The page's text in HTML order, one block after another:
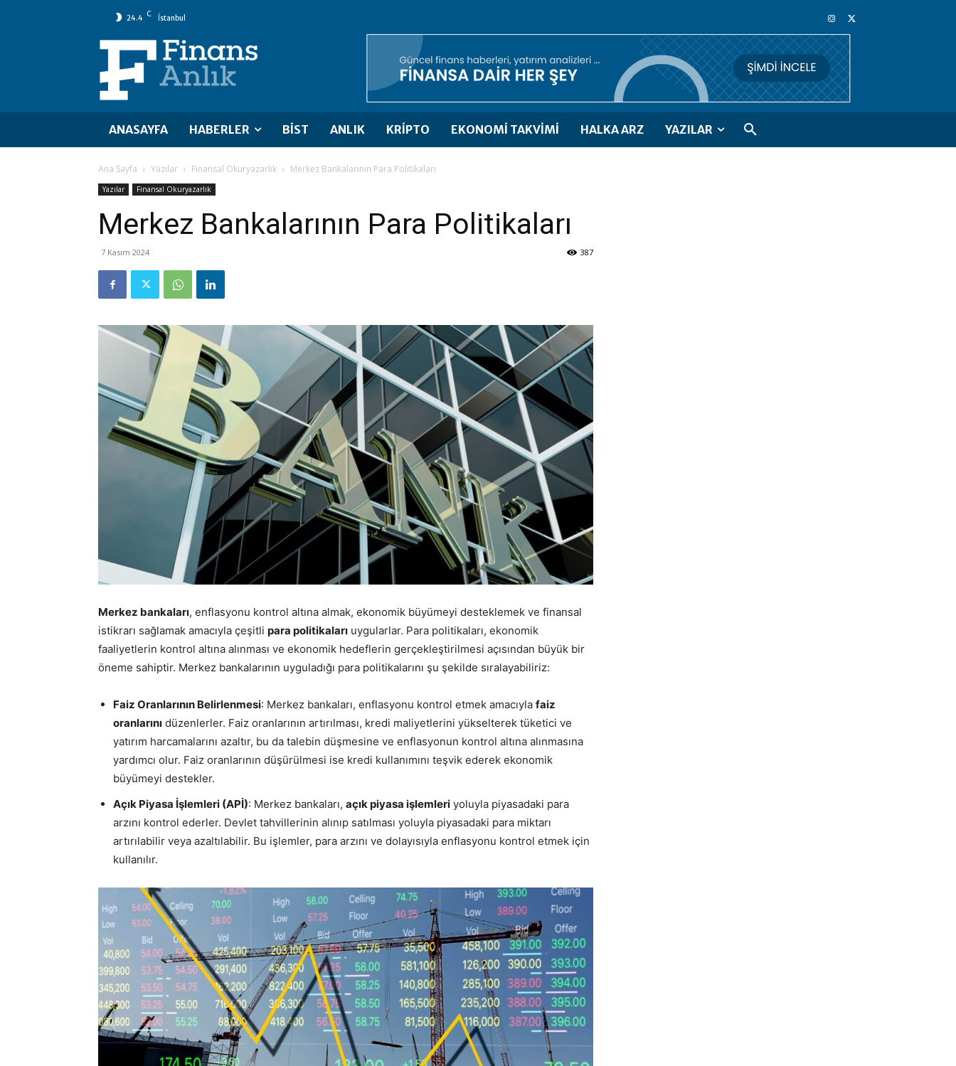
24.4 C İstanbul
ANASAYFA HABERLER BİST ANLIK KRİPTO EKONOMİ TAKVİMİ HALKA ARZ YAZILAR
Ana Sayfa Yazılar Finansal Okuryazarlık Merkez Bankalarının Para Politikaları
Yazılar Finansal Okuryazarlık
Merkez Bankalarının Para Politikaları
7 Kasım 2024 387
Merkez bankaları, enflasyonu kontrol altına almak, ekonomik büyümeyi desteklemek ve finansal
istikrarı sağlamak amacıyla çeşitli para politikaları uygularlar. Para politikaları, ekonomik
faaliyetlerin kontrol altına alınması ve ekonomik hedeflerin gerçekleştirilmesi açısından büyük bir
öneme sahiptir. Merkez bankalarının uyguladığı para politikalarını şu şekilde sıralayabiliriz:
Faiz Oranlarının Belirlenmesi: Merkez bankaları, enflasyonu kontrol etmek amacıyla faiz
oranlarını düzenlerler. Faiz oranlarının artırılması, kredi maliyetlerini yükselterek tüketici ve
yatırım harcamalarını azaltır, bu da talebin düşmesine ve enflasyonun kontrol altına alınmasına
yardımcı olur. Faiz oranlarının düşürülmesi ise kredi kullanımını teşvik ederek ekonomik
büyümeyi destekler.
Açık Piyasa İşlemleri (APİ): Merkez bankaları, açık piyasa işlemleri yoluyla piyasadaki para
arzını kontrol ederler. Devlet tahvillerinin alınıp satılması yoluyla piyasadaki para miktarı
artırılabilir veya azaltılabilir. Bu işlemler, para arzını ve dolayısıyla enflasyonu kontrol etmek için
kullanılır.